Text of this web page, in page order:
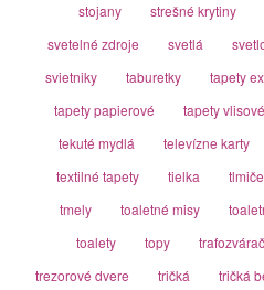
stojany
strešné krytiny
svetelné zdroje
svetlá
svietniky
taburetky tapety
tapety papierové
tapety vlisové
tekuté mydlá
televízne karty
textilné tapety
tielka tlmiče
tmely
toaletné misy
toalety
topy
trezorové dvere
tričká tričká